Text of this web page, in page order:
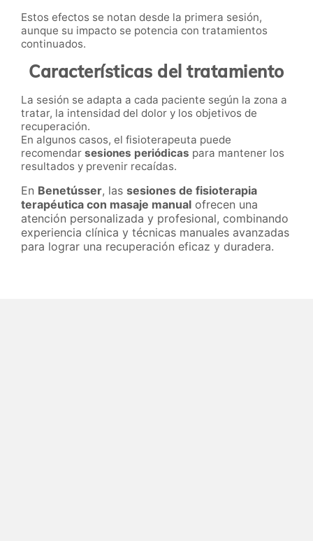
Estos efectos se notan desde la primera sesión,
aunque su impacto se potencia con tratamientos
continuados.
Características del tratamiento
La sesión se adapta a cada paciente según la zona a
tratar, la intensidad del dolor y los objetivos de
recuperación.
En algunos casos, el fisioterapeuta puede
recomendar sesiones periódicas para mantener los
resultados y prevenir recaídas.
En Benetússer, las sesiones de fisioterapia
terapéutica con masaje manual ofrecen una
atención personalizada y profesional, combinando
experiencia clínica y técnicas manuales avanzadas
para lograr una recuperación eficaz y duradera.